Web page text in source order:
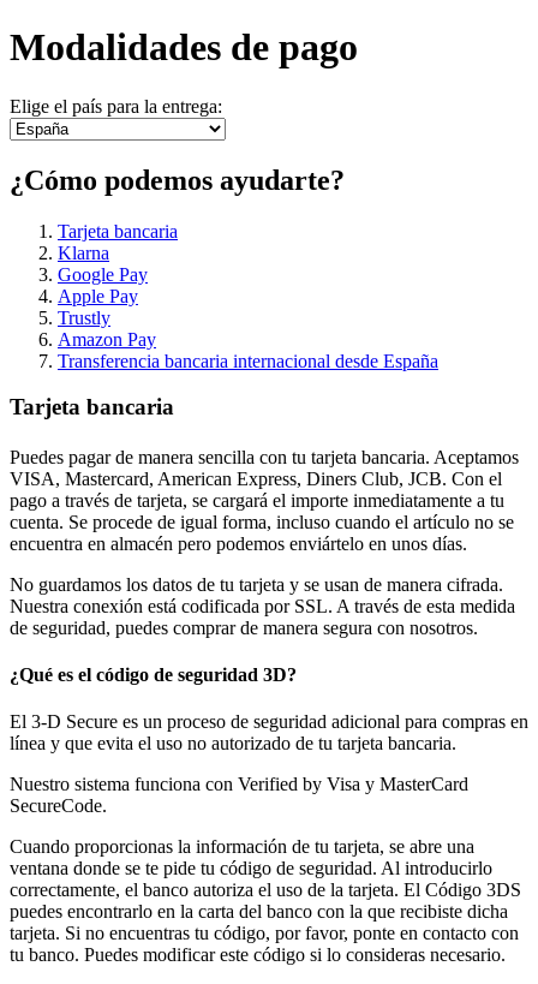
Modalidades de pago
Elige el país para la entrega:
¿Cómo podemos ayudarte?
Tarjeta bancaria
Klarna
Google Pay
Apple Pay
Trustly
Amazon Pay
Transferencia bancaria internacional desde España
Tarjeta bancaria
Puedes pagar de manera sencilla con tu tarjeta bancaria. Aceptamos
VISA, Mastercard, American Express, Diners Club, JCB. Con el
pago a través de tarjeta, se cargará el importe inmediatamente a tu
cuenta. Se procede de igual forma, incluso cuando el artículo no se
encuentra en almacén pero podemos enviártelo en unos días.
No guardamos los datos de tu tarjeta y se usan de manera cifrada.
Nuestra conexión está codificada por SSL. A través de esta medida
de seguridad, puedes comprar de manera segura con nosotros.
¿Qué es el código de seguridad 3D?
El 3-D Secure es un proceso de seguridad adicional para compras en
línea y que evita el uso no autorizado de tu tarjeta bancaria.
Nuestro sistema funciona con Verified by Visa y MasterCard
SecureCode.
Cuando proporcionas la información de tu tarjeta, se abre una
ventana donde se te pide tu código de seguridad. Al introducirlo
correctamente, el banco autoriza el uso de la tarjeta. El Código 3DS
puedes encontrarlo en la carta del banco con la que recibiste dicha
tarjeta. Si no encuentras tu código, por favor, ponte en contacto con
tu banco. Puedes modificar este código si lo consideras necesario.